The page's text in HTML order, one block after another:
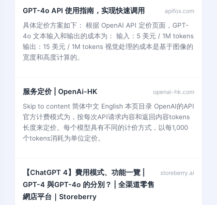
GPT-4o API 使用指南，实现快速调用 apifox.com
具体定价方案如下： 根据 OpenAI API 定价页面，GPT-
4o 文本输入和输出的成本为： 输入：5 美元 / 1M tokens
输出：15 美元 / 1M tokens 视觉处理的成本是基于图像的
宽度和高度计算的。
服务定价 | OpenAi-HK openai-hk.com
Skip to content 简体中文 English 本页目录 OpenAI的API
官方计费模式为，按每次API请求内容和返回内容tokens
长度来定价。每个模型具有不同的计价方式，以每1,000
个tokens消耗为单位定价。
【ChatGPT 4】費用模式、功能一覽 |
GPT-4 與GPT-4o 的分別？ | 全渠道零售
網店平台｜Storeberry
storeberry.ai